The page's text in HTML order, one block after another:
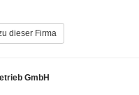
dieser Firma
GmbH